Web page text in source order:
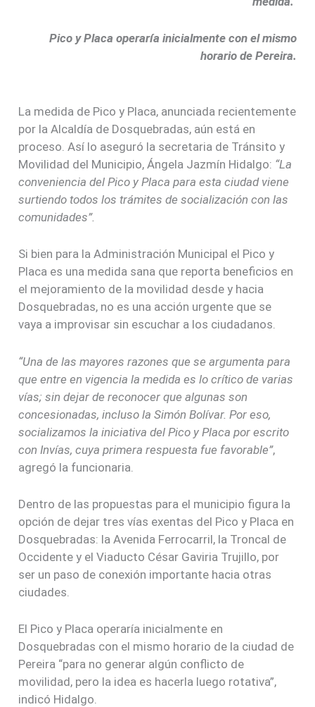
Pico y Placa operaría inicialmente con el mismo
horario de Pereira.
La medida de Pico y Placa, anunciada recientemente
por la Alcaldía de Dosquebradas, aún está en
proceso. Así lo aseguró la secretaria de Tránsito y
Movilidad del Municipio, Ángela Jazmín Hidalgo: “La
conveniencia del Pico y Placa para esta ciudad viene
surtiendo todos los trámites de socialización con las
comunidades”.
Si bien para la Administración Municipal el Pico y
Placa es una medida sana que reporta beneficios en
el mejoramiento de la movilidad desde y hacia
Dosquebradas, no es una acción urgente que se
vaya a improvisar sin escuchar a los ciudadanos.
“Una de las mayores razones que se argumenta para
que entre en vigencia la medida es lo crítico de varias
vías; sin dejar de reconocer que algunas son
concesionadas, incluso la Simón Bolívar. Por eso,
socializamos la iniciativa del Pico y Placa por escrito
con Invías, cuya primera respuesta fue favorable”,
agregó la funcionaria.
Dentro de las propuestas para el municipio figura la
opción de dejar tres vías exentas del Pico y Placa en
Dosquebradas: la Avenida Ferrocarril, la Troncal de
Occidente y el Viaducto César Gaviria Trujillo, por
ser un paso de conexión importante hacia otras
ciudades.
El Pico y Placa operaría inicialmente en
Dosquebradas con el mismo horario de la ciudad de
Pereira “para no generar algún conflicto de
movilidad, pero la idea es hacerla luego rotativa”,
indicó Hidalgo.